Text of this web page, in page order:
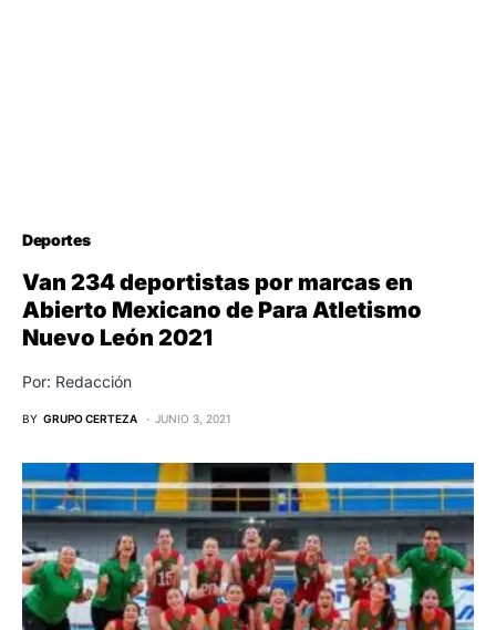
Deportes
Van 234 deportistas por marcas en
Abierto Mexicano de Para Atletismo
Nuevo León 2021
Por: Redacción
BY GRUPO CERTEZA JUNIO 3, 2021